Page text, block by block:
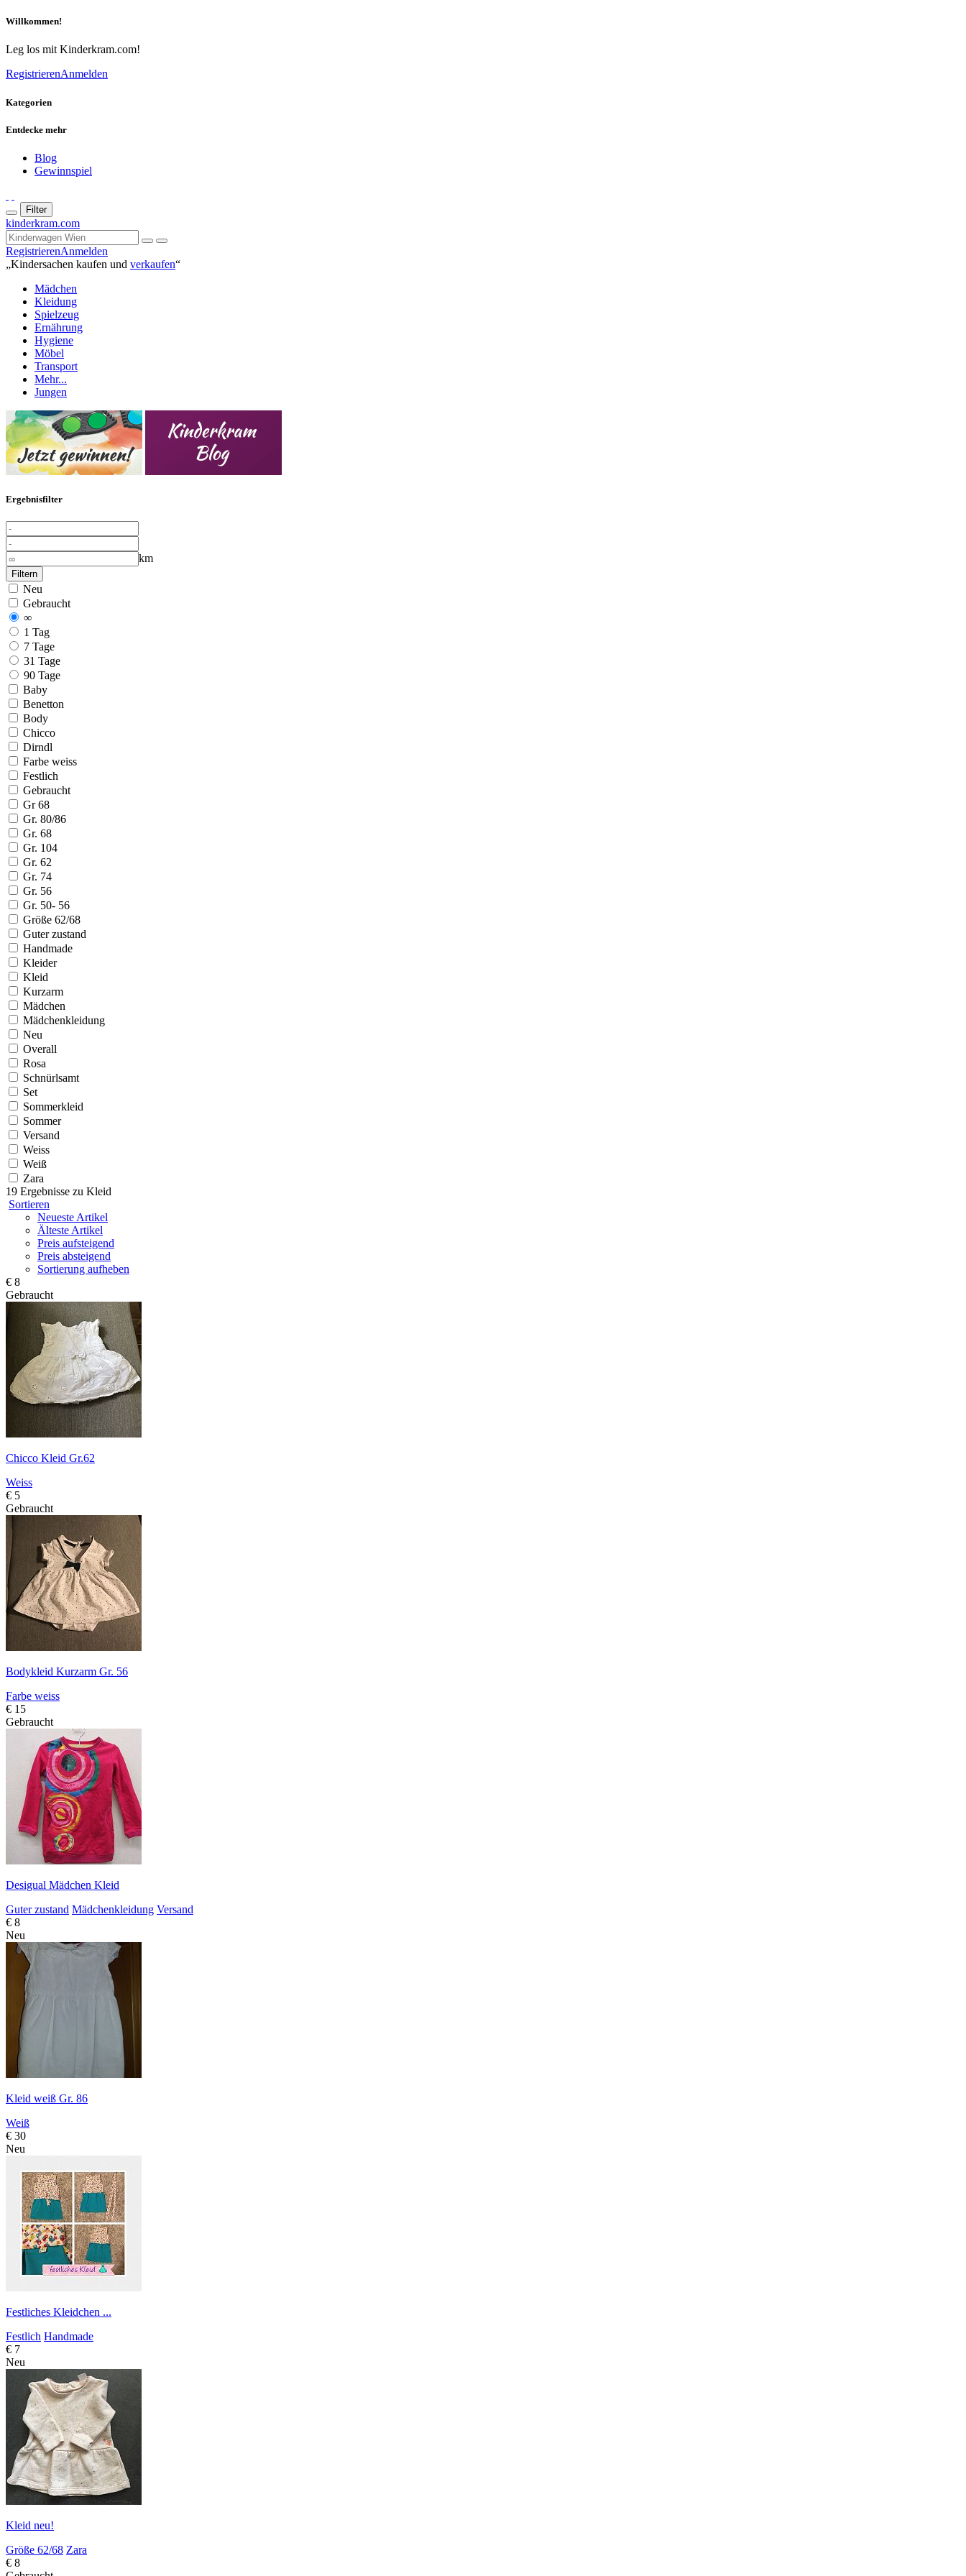
Willkommen!
Leg los mit Kinderkram.com!
RegistrierenAnmelden
Kategorien
Entdecke mehr
Blog
Gewinnspiel
Filter
kinderkram.com
RegistrierenAnmelden
„Kindersachen kaufen und verkaufen“
Mädchen
Kleidung
Spielzeug
Ernährung
Hygiene
Möbel
Transport
Mehr...
Jungen
Ergebnisfilter
km
Filtern
Neu
Gebraucht
∞
1 Tag
7 Tage
31 Tage
90 Tage
Baby
Benetton
Body
Chicco
Dirndl
Farbe weiss
Festlich
Gebraucht
Gr 68
Gr. 80/86
Gr. 68
Gr. 104
Gr. 62
Gr. 74
Gr. 56
Gr. 50- 56
Größe 62/68
Guter zustand
Handmade
Kleider
Kleid
Kurzarm
Mädchen
Mädchenkleidung
Neu
Overall
Rosa
Schnürlsamt
Set
Sommerkleid
Sommer
Versand
Weiss
Weiß
Zara
19 Ergebnisse zu Kleid
Sortieren
Neueste Artikel
Älteste Artikel
Preis aufsteigend
Preis absteigend
Sortierung aufheben
€ 8
Gebraucht
Chicco Kleid Gr.62
Weiss
€ 5
Gebraucht
Bodykleid Kurzarm Gr. 56
Farbe weiss
€ 15
Gebraucht
Desigual Mädchen Kleid
Guter zustand Mädchenkleidung Versand
€ 8
Neu
Kleid weiß Gr. 86
Weiß
€ 30
Neu
Festliches Kleidchen ...
Festlich Handmade
€ 7
Neu
Kleid neu!
Größe 62/68 Zara
€ 8